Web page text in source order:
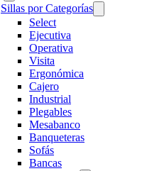
Sillas por Categorías
Select
Ejecutiva
Operativa
Visita
Ergonómica
Cajero
Industrial
Plegables
Mesabanco
Banqueteras
Sofás
Bancas